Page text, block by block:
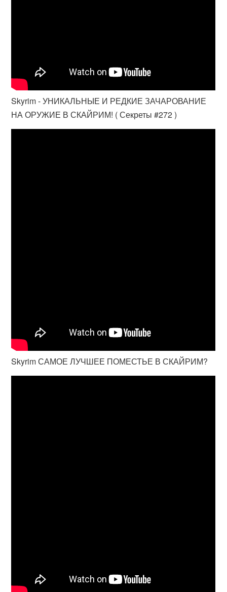
Skyrim - УНИКАЛЬНЫЕ И РЕДКИЕ ЗАЧАРОВАНИЕ
НА ОРУЖИЕ В СКАЙРИМ! ( Секреты #272 )
Skyrim САМОЕ ЛУЧШЕЕ ПОМЕСТЬЕ В СКАЙРИМ?